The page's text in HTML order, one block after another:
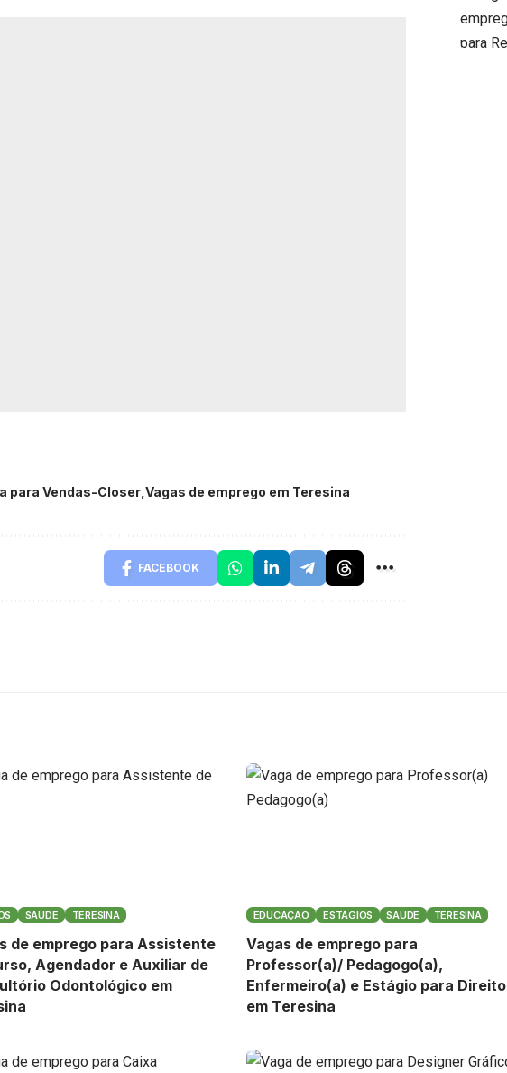
para Vendas-Closer Vagas de emprego em Teresina
FACEBOOK
SAÚDE TERESINA
de emprego para Assistente
Agendador e Auxiliar de
Odontológico em
EDUCAÇÃO ESTÁGIOS SAÚDE TERESINA
Vagas de emprego para
Professor(a)/ Pedagogo(a),
Enfermeiro(a) e Estágio para Direito
em Teresina